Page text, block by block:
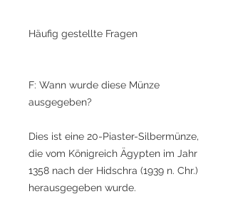
Häufig gestellte Fragen
F: Wann wurde diese Münze
ausgegeben?
Dies ist eine 20-Piaster-Silbermünze,
die vom Königreich Ägypten im Jahr
1358 nach der Hidschra (1939 n. Chr.)
herausgegeben wurde.